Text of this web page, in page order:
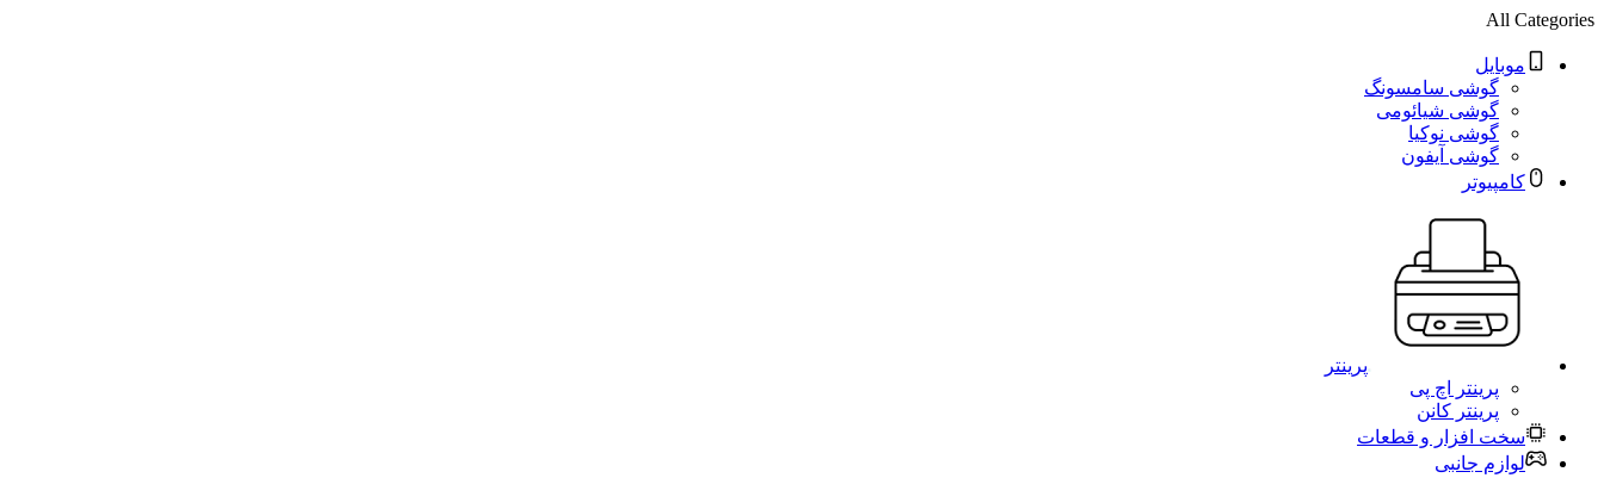
All Categories
موبایل
گوشی سامسونگ
گوشی شیائومی
گوشی نوکیا
گوشی آیفون
کامپیوتر
پرینتر
پرینتر اچ پی
پرینتر کانن
سخت افزار و قطعات
لوازم جانبی